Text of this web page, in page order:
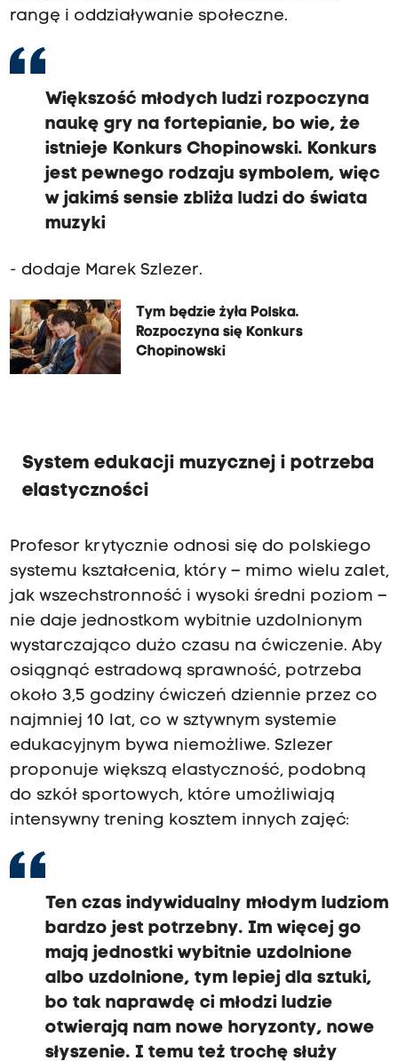
rangę i oddziaływanie społeczne.
Większość młodych ludzi rozpoczyna
naukę gry na fortepianie, bo wie, że
istnieje Konkurs Chopinowski. Konkurs
jest pewnego rodzaju symbolem, więc
w jakimś sensie zbliża ludzi do świata
muzyki
- dodaje Marek Szlezer.
Tym będzie żyła Polska.
Rozpoczyna się Konkurs
Chopinowski
System edukacji muzycznej i potrzeba
elastyczności
Profesor krytycznie odnosi się do polskiego
systemu kształcenia, który – mimo wielu zalet,
jak wszechstronność i wysoki średni poziom –
nie daje jednostkom wybitnie uzdolnionym
wystarczająco dużo czasu na ćwiczenie. Aby
osiągnąć estradową sprawność, potrzeba
około 3,5 godziny ćwiczeń dziennie przez co
najmniej 10 lat, co w sztywnym systemie
edukacyjnym bywa niemożliwe. Szlezer
proponuje większą elastyczność, podobną
do szkół sportowych, które umożliwiają
intensywny trening kosztem innych zajęć:
Ten czas indywidualny młodym ludziom
bardzo jest potrzebny. Im więcej go
mają jednostki wybitnie uzdolnione
albo uzdolnione, tym lepiej dla sztuki,
bo tak naprawdę ci młodzi ludzie
otwierają nam nowe horyzonty, nowe
słyszenie. I temu też trochę służy